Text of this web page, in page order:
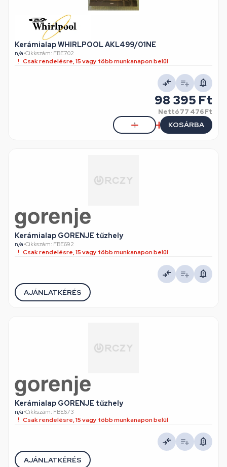
Kerámialap WHIRLPOOL AKL499/01NE
n/a•Cikkszám: FBE702
Csak rendelésre, 15 vagy több munkanapon belül
98 395 Ft
Nettó77 476 Ft
KOSÁRBA
Kerámialap GORENJE tűzhely
n/a•Cikkszám: FBE692
Csak rendelésre, 15 vagy több munkanapon belül
AJÁNLATKÉRÉS
Kerámialap GORENJE tűzhely
n/a•Cikkszám: FBE673
Csak rendelésre, 15 vagy több munkanapon belül
AJÁNLATKÉRÉS